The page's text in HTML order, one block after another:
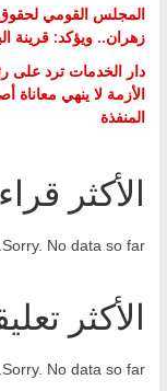
المجلس القومي لحقوق
زهران.. ويؤكد: قرينة
دار الخدمات ترد على
الأزمة لا ينهي
المنفذة
الأكثر
Sorry. No data so far.
الأكثر
Sorry. No data so far.